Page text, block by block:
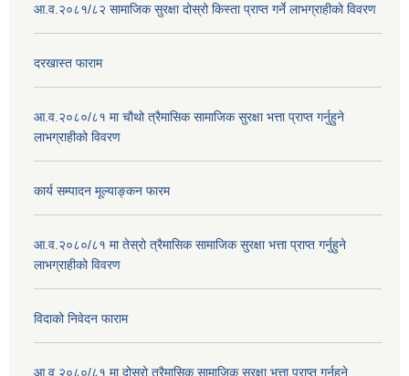
आ.व.२०८१/८२ सामाजिक सुरक्षा दोस्रो किस्ता प्राप्त गर्ने लाभग्राहीको विवरण
दरखास्त फाराम
आ.व.२०८०/८१ मा चौथो त्रैमासिक सामाजिक सुरक्षा भत्ता प्राप्त गर्नुहुने
लाभग्राहीको विवरण
कार्य सम्पादन मूल्याङ्कन फारम
आ.व.२०८०/८१ मा तेस्रो त्रैमासिक सामाजिक सुरक्षा भत्ता प्राप्त गर्नुहुने
लाभग्राहीको विवरण
विदाको निवेदन फाराम
आ.व.२०८०/८१ मा दोस्रो त्रैमासिक सामाजिक सुरक्षा भत्ता प्राप्त गर्नुहुने